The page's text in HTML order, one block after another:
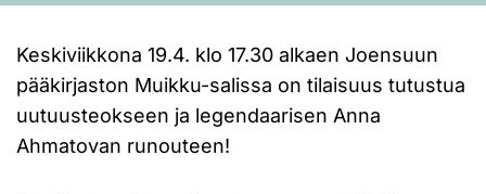
Keskiviikkona 19.4. klo 17.30 alkaen Joensuun
pääkirjaston Muikku-salissa on tilaisuus tutustua
uutuusteokseen ja legendaarisen Anna
Ahmatovan runouteen!